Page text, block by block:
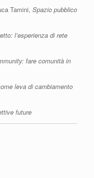
Tamini, Spazio pubblico
l’esperienza di rete
fare comunità in
leva di cambiamento
future